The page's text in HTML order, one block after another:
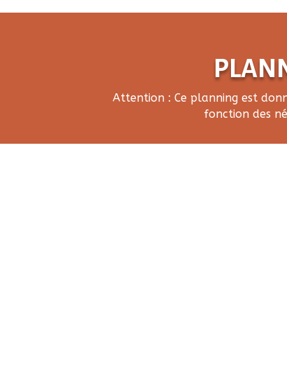
Attention : Ce planning est
fonction des